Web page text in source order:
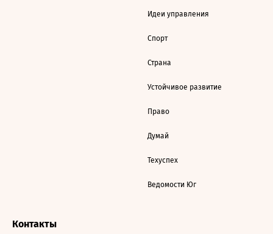
Идеи управления
Спорт
Страна
Устойчивое развитие
Право
Думай
Техуспех
Ведомости Юг
Контакты